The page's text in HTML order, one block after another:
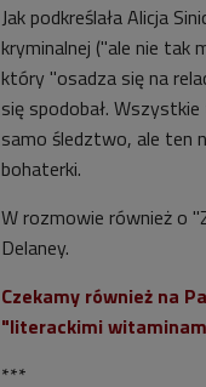
Jak podkreślała Alicja
kryminalnej ("ale nie tak
który "osadza się na
się spodobał.
samo śledztwo, ale ten
bohaterki.
W rozmowie również o
Delaney.
Czekamy również na
"literackimi
***